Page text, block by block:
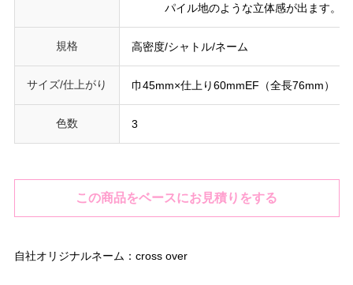
パイル地のような立体感が出ます。ネ
規格 高密度/シャトル/ネーム
サイズ/仕上がり 巾45mm×仕上り60mmEF（全長76mm）
色数 3
この商品をベースにお見積りをする
自社オリジナルネーム：cross over